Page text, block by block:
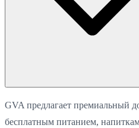
GVA предлагает премиальный
бесплатным питанием,